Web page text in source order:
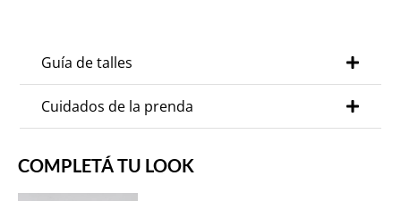
Guía de talles
Cuidados de la prenda
COMPLETÁ TU LOOK